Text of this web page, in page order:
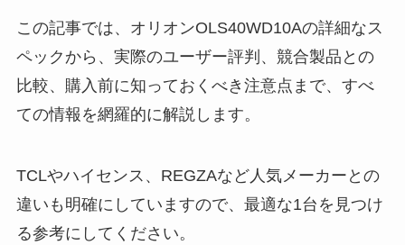
この記事では、オリオンOLS40WD10Aの詳細なス
ペックから、実際のユーザー評判、競合製品との
比較、購入前に知っておくべき注意点まで、すべ
ての情報を網羅的に解説します。
TCLやハイセンス、REGZAなど人気メーカーとの
違いも明確にしていますので、最適な1台を見つけ
る参考にしてください。